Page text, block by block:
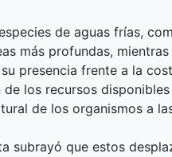
de aguas frías,
más profundas,
presencia frente a la
los recursos
de los organismos a
subrayó que estos